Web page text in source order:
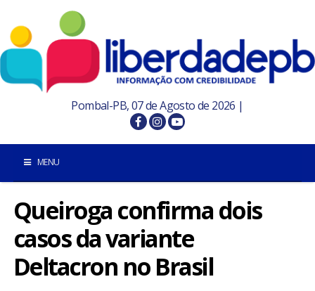
Pombal-PB, 07 de Agosto de 2026 |
MENU
INÍCIO
POMBAL E REGIÃO
Queiroga confirma dois
casos da variante
Deltacron no Brasil